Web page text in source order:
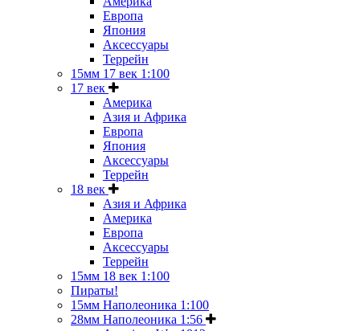
Европа
Япония
Аксессуары
Террейн
15мм 17 век 1:100
17 век
Америка
Азия и Африка
Европа
Япония
Аксессуары
Террейн
18 век
Азия и Африка
Америка
Европа
Аксессуары
Террейн
15мм 18 век 1:100
Пираты!
15мм Наполеоника 1:100
28мм Наполеоника 1:56